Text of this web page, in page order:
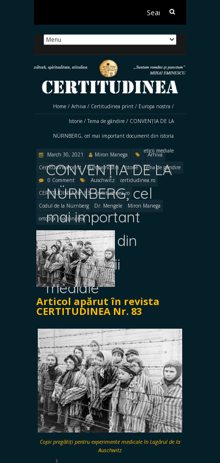
Search
Home / Arhiva / Certitudinea print / Europa nostra /
Istorie / Tema de gândire / CONVENȚIA DE LA
NÜRNBERG, cel mai important document din istoria
eticii mediale
CONVENȚIA DE LA
NÜRNBERG, cel
mai important
document din
istoria eticii
mediale
March 30, 2021 Miron Manega
Arhiva
Certitudinea print
Europa nostra Istorie
Tema de gândire
0 Comment
Auschwitz
certidudinea.ro
CERTITUDINEA Nr. 83
certitudinea.ro
Codul de la Nürnberg
Dr. Mengele
Miron Manega
ortodox
vaccinarea
Articol apărut în revista
CERTITUDINEA Nr. 83
Copii pregătiți pentru experimente medicale în Lagărul de la
Auschwitz